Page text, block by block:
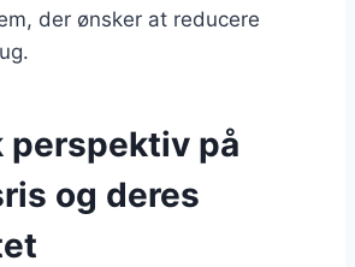
der ønsker at reducere
perspektiv på
og deres